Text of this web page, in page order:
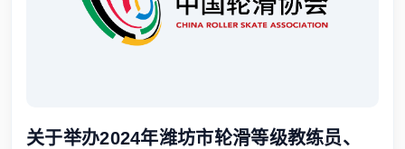
关于举办2024年潍坊市轮滑等级教练员、